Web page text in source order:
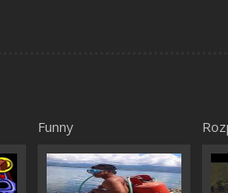
Funny